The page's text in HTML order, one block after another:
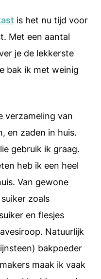
is het nu tijd voor
Met een aantal
je de lekkerste
bak ik met weinig
verzameling van
en zaden in huis.
gebruik ik graag.
heb ik een heel
Van gewone
zoals
en flesjes
Natuurlijk
bakpoeder
maak ik vaak